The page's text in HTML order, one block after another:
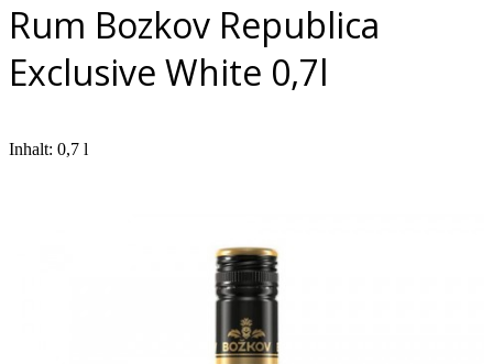
Rum Bozkov Republica
Exclusive White 0,7l
Inhalt: 0,7 l